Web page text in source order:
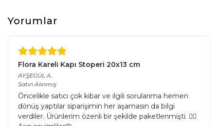
Yorumlar
Flora Kareli Kapı Stoperi 20x13 cm
AYŞEGÜL A.
Satın Alınmış
Öncelikle satıcı çok kibar ve ilgili sorularıma hemen
dönüş yaptılar siparişimin her aşamasın da bilgi
verdiler. Ürünlerim özenli bir şekilde paketlenmişti. 👌🏻